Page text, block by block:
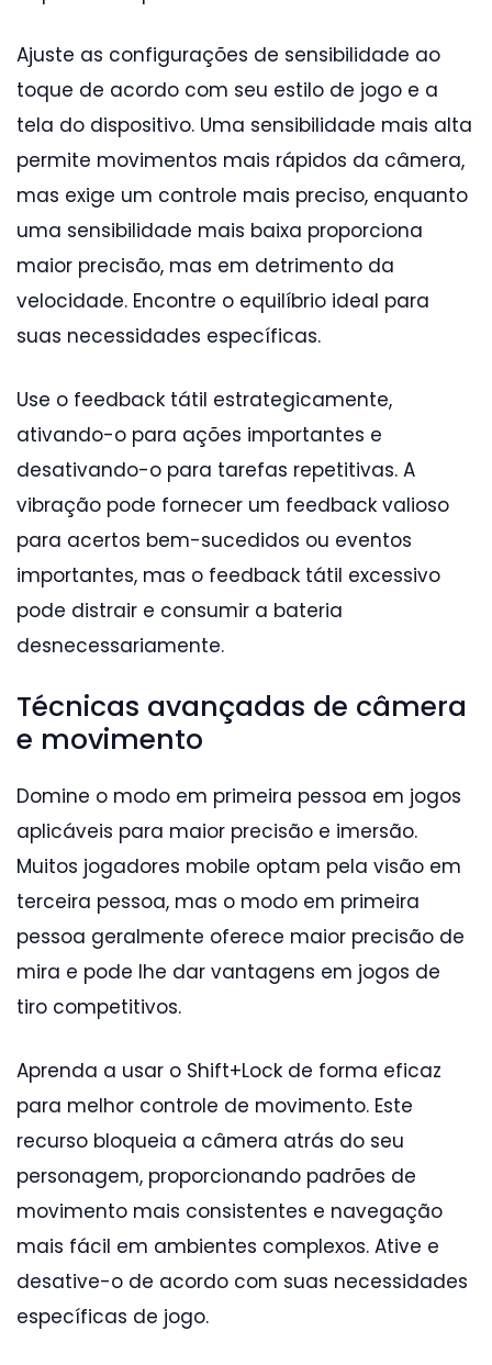
Ajuste as configurações de sensibilidade ao
toque de acordo com seu estilo de jogo e a
tela do dispositivo. Uma sensibilidade mais alta
permite movimentos mais rápidos da câmera,
mas exige um controle mais preciso, enquanto
uma sensibilidade mais baixa proporciona
maior precisão, mas em detrimento da
velocidade. Encontre o equilíbrio ideal para
suas necessidades específicas.
Use o feedback tátil estrategicamente,
ativando-o para ações importantes e
desativando-o para tarefas repetitivas. A
vibração pode fornecer um feedback valioso
para acertos bem-sucedidos ou eventos
importantes, mas o feedback tátil excessivo
pode distrair e consumir a bateria
desnecessariamente.
Técnicas avançadas de câmera
e movimento
Domine o modo em primeira pessoa em jogos
aplicáveis para maior precisão e imersão.
Muitos jogadores mobile optam pela visão em
terceira pessoa, mas o modo em primeira
pessoa geralmente oferece maior precisão de
mira e pode lhe dar vantagens em jogos de
tiro competitivos.
Aprenda a usar o Shift+Lock de forma eficaz
para melhor controle de movimento. Este
recurso bloqueia a câmera atrás do seu
personagem, proporcionando padrões de
movimento mais consistentes e navegação
mais fácil em ambientes complexos. Ative e
desative-o de acordo com suas necessidades
específicas de jogo.